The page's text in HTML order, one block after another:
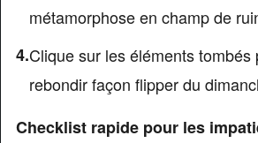
métamorphose en champ de
Clique sur les éléments tombés
rebondir façon flipper du
Checklist rapide pour les